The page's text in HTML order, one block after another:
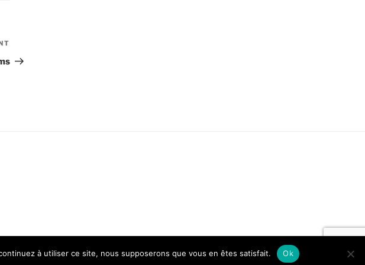
suivant
à utiliser ce site, nous supposerons que vous en êtes satisfait. Ok